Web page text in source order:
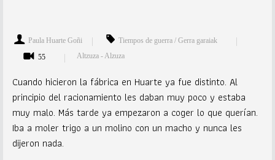
Paula Huarte Goñi
Tiempos de guerra / Gerra garaiak
55
Altzuza - Alzuza
Cuando hicieron la fábrica en Huarte ya fue distinto. Al
principio del racionamiento les daban muy poco y estaba
muy malo. Más tarde ya empezaron a coger lo que querían.
Iba a moler trigo a un molino con un macho y nunca les
dijeron nada.